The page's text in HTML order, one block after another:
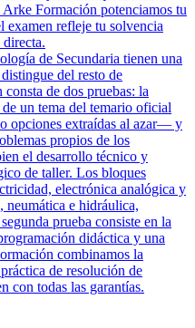
Formación potenciamos tu
examen refleje tu solvencia
de Secundaria tienen una
del resto de
de dos pruebas: la
un tema del temario oficial
opciones extraídas al azar— y
propios de los
el desarrollo técnico y
de taller. Los bloques
electrónica analógica y
neumática e hidráulica,
prueba consiste en la
didáctica y una
combinamos la
de resolución de
con todas las garantías.